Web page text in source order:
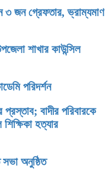
৩ জন গ্রেফতার, ভ্রাম্যমাণ
শাখার কাউন্সিল
পরিদর্শন
বাদীর পরিবারকে
হত্যার
অনুষ্ঠিত